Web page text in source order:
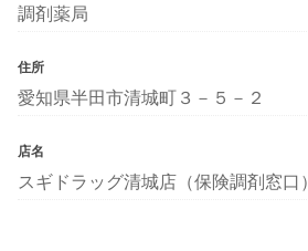
調剤薬局
住所
愛知県半田市清城町３－５－２
店名
スギドラッグ清城店（保険調剤窓口）